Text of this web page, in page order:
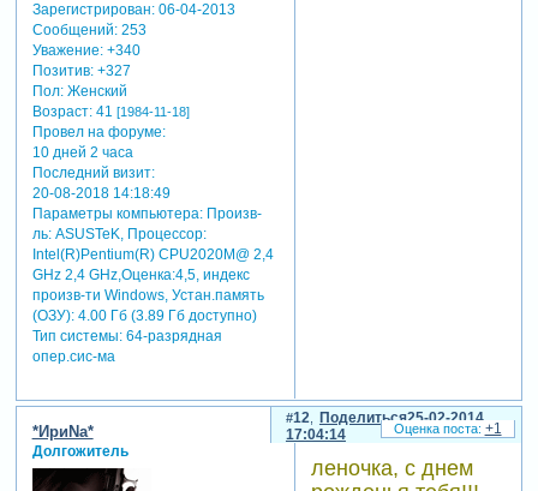
Зарегистрирован: 06-04-2013
Сообщений:253
Уважение: +340
Позитив: +327
Пол:Женский
Возраст:41 [1984-11-18]
Провел на форуме:
10 дней 2 часа
Последний визит:
20-08-2018 14:18:49
Параметры компьютера:Произв-
ль: ASUSTeK, Процессор:
Intel(R)Pentium(R) CPU2020M@ 2,4
GHz 2,4 GHz,Оценка:4,5, индекс
произв-ти Windows, Устан.память
(ОЗУ): 4.00 Гб (3.89 Гб доступно)
Тип системы: 64-разрядная
опер.сис-ма
Поделиться
12
25-02-2014
17:04:14
*ИриNа*
Долгожитель
леночка, с днем
+1